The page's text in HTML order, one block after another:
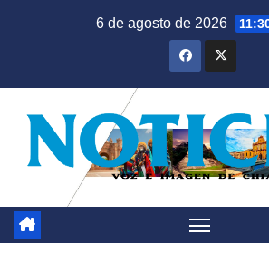
6 de agosto de 2026